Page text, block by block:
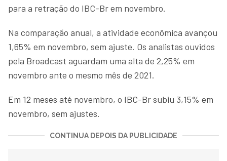
para a retração do IBC-Br em novembro.
Na comparação anual, a atividade econômica avançou
1,65% em novembro, sem ajuste. Os analistas ouvidos
pela Broadcast aguardam uma alta de 2,25% em
novembro ante o mesmo mês de 2021.
Em 12 meses até novembro, o IBC-Br subiu 3,15% em
novembro, sem ajustes.
CONTINUA DEPOIS DA PUBLICIDADE